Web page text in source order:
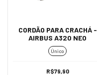
CORDÃO PARA CRACHÁ -
AIRBUS A320 NEO
Único
R$79,90